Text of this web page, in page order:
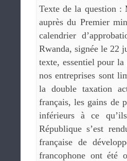
Texte de la question :
auprès du Premier
calendrier
Rwanda, signée le 22
texte, essentiel pour
nos entreprises sont
la double taxation
français, les gains de
inférieurs à ce
République s’est
française de
francophone ont été